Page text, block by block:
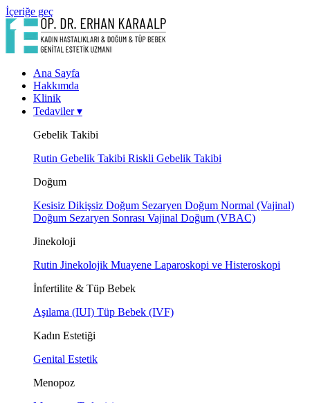
İçeriğe geç
Ana Sayfa
Hakkımda
Klinik
Tedaviler▾
Gebelik Takibi
Rutin Gebelik Takibi Riskli Gebelik Takibi
Doğum
Kesisiz Dikişsiz Doğum Sezaryen Doğum Normal (Vajinal)
Doğum Sezaryen Sonrası Vajinal Doğum (VBAC)
Jinekoloji
Rutin Jinekolojik Muayene Laparoskopi ve Histeroskopi
İnfertilite & Tüp Bebek
Aşılama (IUI) Tüp Bebek (IVF)
Kadın Estetiği
Genital Estetik
Menopoz